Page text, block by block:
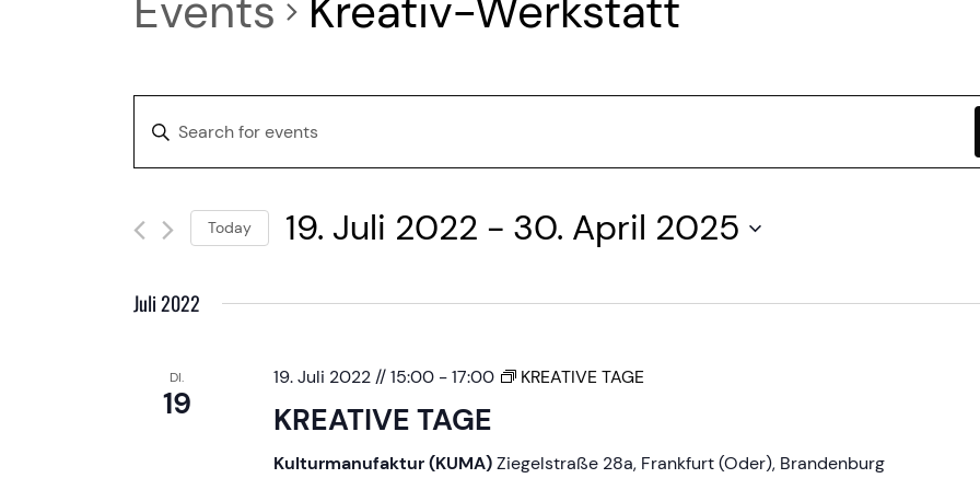
E
v
e
n
Enter
for
by
Keyword.
Today 19. Juli 2022 - 30. April 2025
date.
Juli 2022
DI.
19
19. Juli 2022 // 15:00-17:00 KREATIVE TAGE
KREATIVE TAGE
Kulturmanufaktur (KUMA)Ziegelstraße 28a, Frankfurt (Oder), Brandenburg